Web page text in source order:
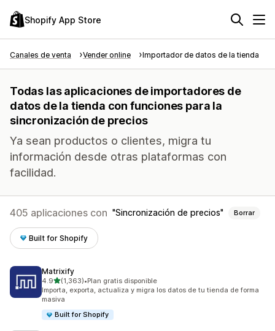
Shopify App Store
Canales de venta Vender online Importador de datos de la tienda
Todas las aplicaciones de importadores de
datos de la tienda con funciones para la
sincronización de precios
Ya sean productos o clientes, migra tu
información desde otras plataformas con
facilidad.
405 aplicaciones con Sincronización de precios Borrar
Built for Shopify
Matrixify
4.9de 5 estrellas
(1,363)
1363 reseñas en total
•Plan gratis disponible
Importa, exporta, actualiza y migra los datos de tu tienda de forma
masiva
Built for Shopify